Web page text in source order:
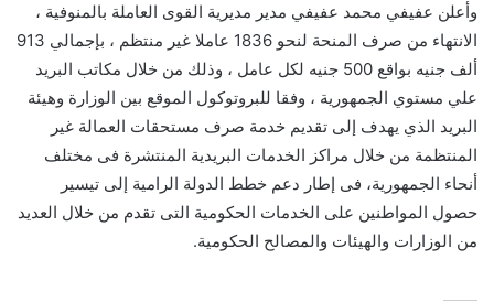
وأعلن عفيفي محمد عفيفي مدير مديرية القوى العاملة بالمنوفية ،
الانتهاء من صرف المنحة لنحو 1836 عاملا غير منتظم ، بإجمالي 913
ألف جنيه بواقع 500 جنيه لكل عامل ، وذلك من خلال مكاتب البريد
علي مستوي الجمهورية ، وفقا للبروتوكول الموقع بين الوزارة وهيئة
البريد الذي يهدف إلى تقديم خدمة صرف مستحقات العمالة غير
المنتظمة من خلال مراكز الخدمات البريدية المنتشرة فى مختلف
أنحاء الجمهورية، فى إطار دعم خطط الدولة الرامية إلى تيسير
حصول المواطنين على الخدمات الحكومية التى تقدم من خلال العديد
من الوزارات والهيئات والمصالح الحكومية.